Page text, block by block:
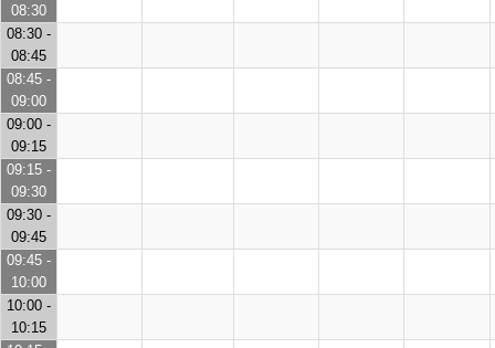
08:30
08:30 -
08:45
08:45 -
09:00
09:00 -
09:15
09:15 -
09:30
09:30 -
09:45
09:45 -
10:00
10:00 -
10:15